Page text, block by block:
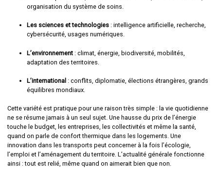
organisation du système de soins.
Les sciences et technologies : intelligence artificielle, recherche,
cybersécurité, usages numériques.
L’environnement : climat, énergie, biodiversité, mobilités,
adaptation des territoires.
L’international : conflits, diplomatie, élections étrangères, grands
équilibres mondiaux.
Cette variété est pratique pour une raison très simple : la vie quotidienne
ne se résume jamais à un seul sujet. Une hausse du prix de l’énergie
touche le budget, les entreprises, les collectivités et même la santé,
quand on parle de confort thermique dans les logements. Une
innovation dans les transports peut concerner à la fois l’écologie,
l’emploi et l’aménagement du territoire. L’actualité générale fonctionne
ainsi : tout est relié, même quand on aimerait bien que non.